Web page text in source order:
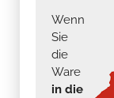
Wenn
Sie
die
Ware
in die